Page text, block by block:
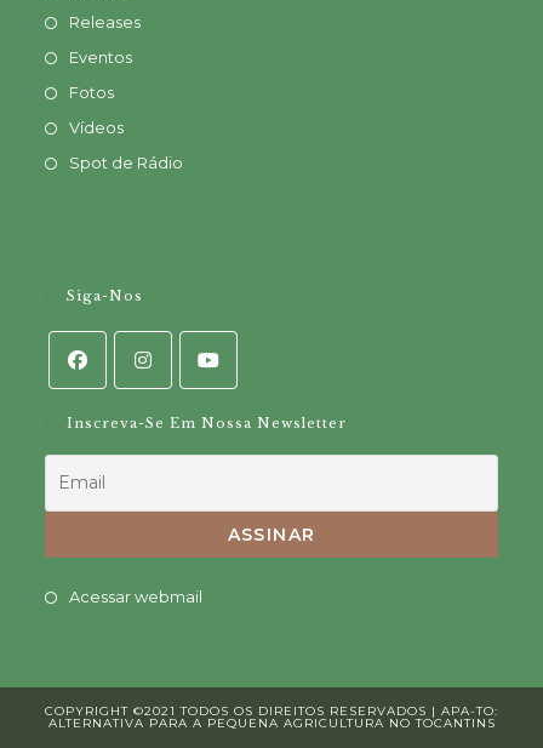
Releases
Eventos
Fotos
Vídeos
Spot de Rádio
Siga-Nos
Inscreva-Se Em Nossa Newsletter
Acessar webmail
new
tab
COPYRIGHT ©2021 TODOS OS DIREITOS RESERVADOS | APA-TO:
ALTERNATIVA PARA A PEQUENA AGRICULTURA NO TOCANTINS